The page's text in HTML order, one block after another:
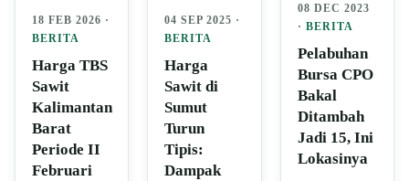
18 FEB 2026 ·
BERITA
Harga TBS
Sawit
Kalimantan
Barat
Periode II
Februari
04 SEP 2025 ·
BERITA
Harga
Sawit di
Sumut
Turun
Tipis:
Dampak
08 DEC 2023
· BERITA
Pelabuhan
Bursa CPO
Bakal
Ditambah
Jadi 15, Ini
Lokasinya